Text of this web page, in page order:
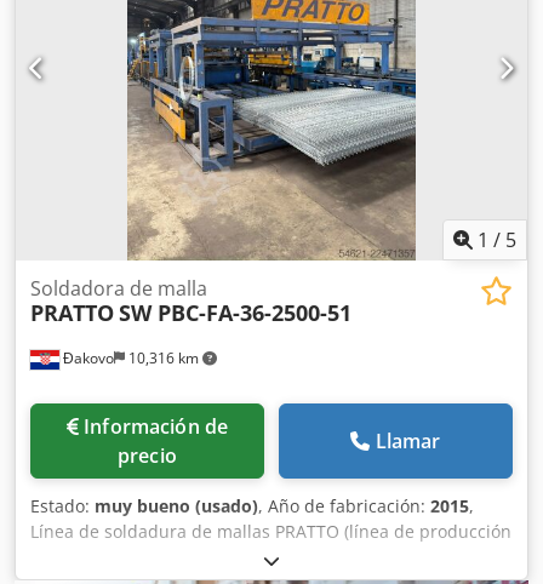
1 / 5
Đakovo 10,316 km
Soldadora de malla
PRATTOSW PBC-FA-36-2500-51
Información de
precio
Llamar
Estado: muy bueno (usado), Año de fabricación: 2015,
Línea de soldadura de mallas PRATTO (línea de producción
de mallas tridimensionales) Datos técnicos de la máquina: